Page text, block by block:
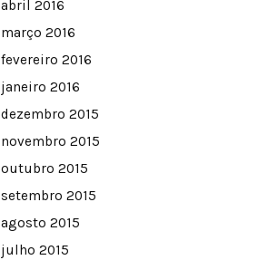
abril 2016
março 2016
fevereiro 2016
janeiro 2016
dezembro 2015
novembro 2015
outubro 2015
setembro 2015
agosto 2015
julho 2015